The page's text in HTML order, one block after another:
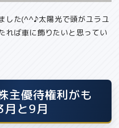
した(^^♪太陽光で頭がユラユ
れば車に飾りたいと思ってい
主優待権利がも
月と9月